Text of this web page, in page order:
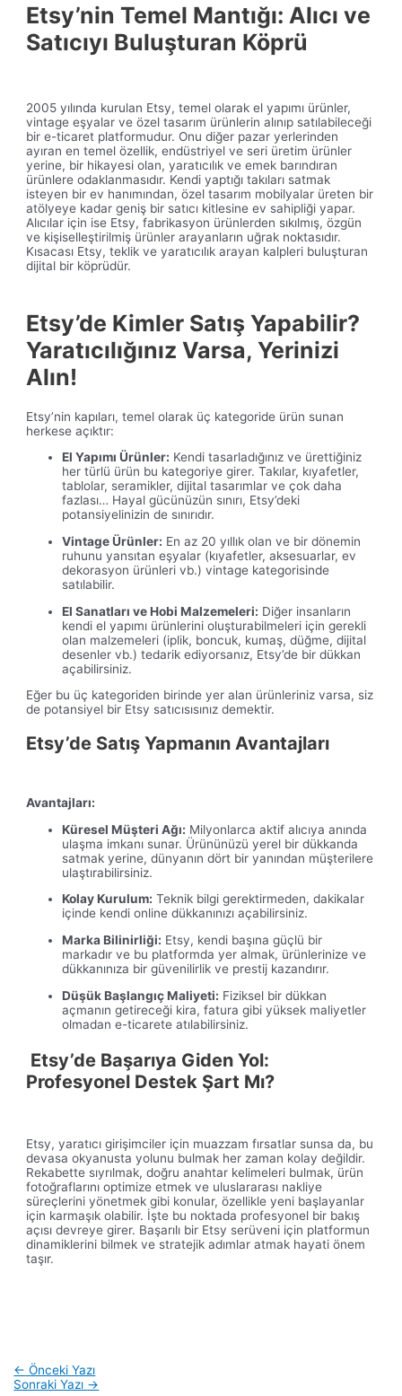
Etsy’nin Temel Mantığı: Alıcı ve
Satıcıyı Buluşturan Köprü
2005 yılında kurulan Etsy, temel olarak el yapımı ürünler,
vintage eşyalar ve özel tasarım ürünlerin alınıp satılabileceği
bir e-ticaret platformudur. Onu diğer pazar yerlerinden
ayıran en temel özellik, endüstriyel ve seri üretim ürünler
yerine, bir hikayesi olan, yaratıcılık ve emek barındıran
ürünlere odaklanmasıdır. Kendi yaptığı takıları satmak
isteyen bir ev hanımından, özel tasarım mobilyalar üreten bir
atölyeye kadar geniş bir satıcı kitlesine ev sahipliği yapar.
Alıcılar için ise Etsy, fabrikasyon ürünlerden sıkılmış, özgün
ve kişiselleştirilmiş ürünler arayanların uğrak noktasıdır.
Kısacası Etsy, teklik ve yaratıcılık arayan kalpleri buluşturan
dijital bir köprüdür.
Etsy’de Kimler Satış Yapabilir?
Yaratıcılığınız Varsa, Yerinizi
Alın!
Etsy’nin kapıları, temel olarak üç kategoride ürün sunan
herkese açıktır:
El Yapımı Ürünler: Kendi tasarladığınız ve ürettiğiniz
her türlü ürün bu kategoriye girer. Takılar, kıyafetler,
tablolar, seramikler, dijital tasarımlar ve çok daha
fazlası… Hayal gücünüzün sınırı, Etsy’deki
potansiyelinizin de sınırıdır.
Vintage Ürünler: En az 20 yıllık olan ve bir dönemin
ruhunu yansıtan eşyalar (kıyafetler, aksesuarlar, ev
dekorasyon ürünleri vb.) vintage kategorisinde
satılabilir.
El Sanatları ve Hobi Malzemeleri: Diğer insanların
kendi el yapımı ürünlerini oluşturabilmeleri için gerekli
olan malzemeleri (iplik, boncuk, kumaş, düğme, dijital
desenler vb.) tedarik ediyorsanız, Etsy’de bir dükkan
açabilirsiniz.
Eğer bu üç kategoriden birinde yer alan ürünleriniz varsa, siz
de potansiyel bir Etsy satıcısısınız demektir.
Etsy’de Satış Yapmanın Avantajları
Avantajları:
Küresel Müşteri Ağı: Milyonlarca aktif alıcıya anında
ulaşma imkanı sunar. Ürününüzü yerel bir dükkanda
satmak yerine, dünyanın dört bir yanından müşterilere
ulaştırabilirsiniz.
Kolay Kurulum: Teknik bilgi gerektirmeden, dakikalar
içinde kendi online dükkanınızı açabilirsiniz.
Marka Bilinirliği: Etsy, kendi başına güçlü bir
markadır ve bu platformda yer almak, ürünlerinize ve
dükkanınıza bir güvenilirlik ve prestij kazandırır.
Düşük Başlangıç Maliyeti: Fiziksel bir dükkan
açmanın getireceği kira, fatura gibi yüksek maliyetler
olmadan e-ticarete atılabilirsiniz.
Etsy’de Başarıya Giden Yol:
Profesyonel Destek Şart Mı?
Etsy, yaratıcı girişimciler için muazzam fırsatlar sunsa da, bu
devasa okyanusta yolunu bulmak her zaman kolay değildir.
Rekabette sıyrılmak, doğru anahtar kelimeleri bulmak, ürün
fotoğraflarını optimize etmek ve uluslararası nakliye
süreçlerini yönetmek gibi konular, özellikle yeni başlayanlar
için karmaşık olabilir. İşte bu noktada profesyonel bir bakış
açısı devreye girer. Başarılı bir Etsy serüveni için platformun
dinamiklerini bilmek ve stratejik adımlar atmak hayati önem
taşır.
Yazı
gezinmesi
← Önceki Yazı
Sonraki Yazı →